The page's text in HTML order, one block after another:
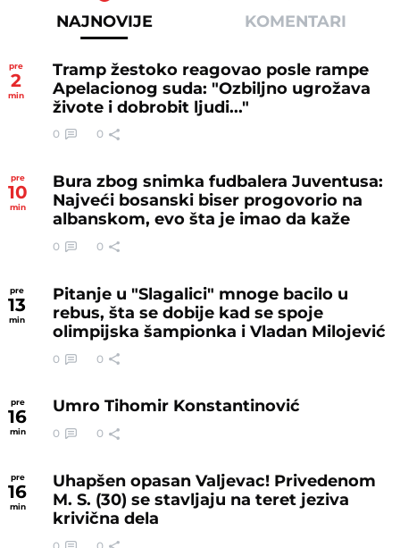
NAJNOVIJE KOMENTARI
pre
2
min
Tramp žestoko reagovao posle rampe
Apelacionog suda: "Ozbiljno ugrožava
živote i dobrobit ljudi..."
0 0
pre
10
min
Bura zbog snimka fudbalera Juventusa:
Najveći bosanski biser progovorio na
albanskom, evo šta je imao da kaže
0 0
pre
13
min
Pitanje u "Slagalici" mnoge bacilo u
rebus, šta se dobije kad se spoje
olimpijska šampionka i Vladan Milojević
0 0
pre
16
min
Umro Tihomir Konstantinović
0 0
pre
16
min
Uhapšen opasan Valjevac! Privedenom
M. S. (30) se stavljaju na teret jeziva
krivična dela